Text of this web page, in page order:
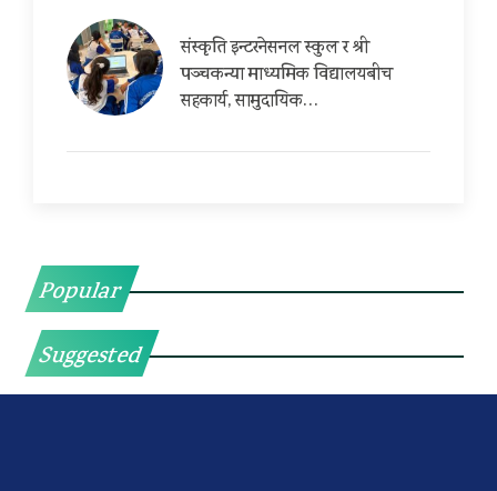
संस्कृति इन्टरनेसनल स्कुल र श्री
पञ्चकन्या माध्यमिक विद्यालयबीच
सहकार्य, सामुदायिक…
Popular
Suggested